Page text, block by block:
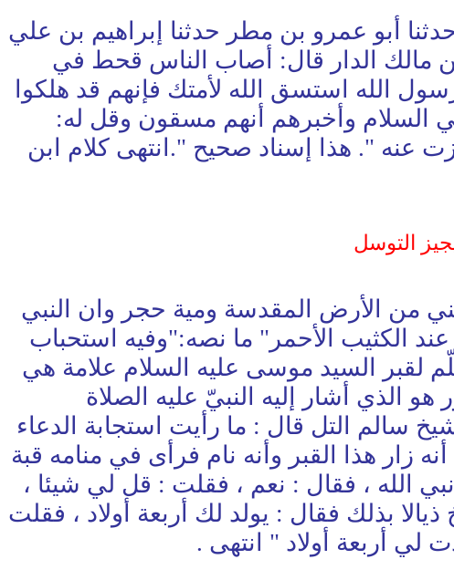
أبو عمرو بن مطر حدثنا إبراهيم بن علي
مالك الدار قال: أصاب الناس قحط في
الله استسق الله لأمتك فإنهم قد هلكوا
السلام وأخبرهم أنهم مسقون وقل له:
عنه ". هذا إسناد صحيح ".انتهى كلام ابن
التوسل
قال : رب أدنني من الأرض المقدسة ومية حجر وان النبي
الكثيب الأحمر" ما نصه:"وفيه استحباب
لقبر السيد موسى عليه السلام علامة هي
الذي أشار إليه النبيّ عليه الصلاة
سالم التل قال : ما رأيت استجابة الدعاء
زار هذا القبر وأنه نام فرأى في منامه قبة
الله ، فقال : نعم ، فقلت : قل لي شيئا ،
بذلك فقال : يولد لك أربعة أولاد ، فقلت
أربعة أولاد " انتهى .